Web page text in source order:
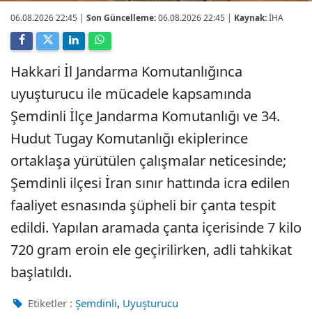
06.08.2026 22:45 | Son Güncelleme:06.08.2026 22:45 | Kaynak:İHA
Hakkari İl Jandarma Komutanlığınca
uyuşturucu ile mücadele kapsamında
Şemdinli İlçe Jandarma Komutanlığı ve 34.
Hudut Tugay Komutanlığı ekiplerince
ortaklaşa yürütülen çalışmalar neticesinde;
Şemdinli ilçesi İran sınır hattında icra edilen
faaliyet esnasında şüpheli bir çanta tespit
edildi. Yapılan aramada çanta içerisinde 7 kilo
720 gram eroin ele geçirilirken, adli tahkikat
başlatıldı.
Etiketler : Şemdinli, Uyuşturucu